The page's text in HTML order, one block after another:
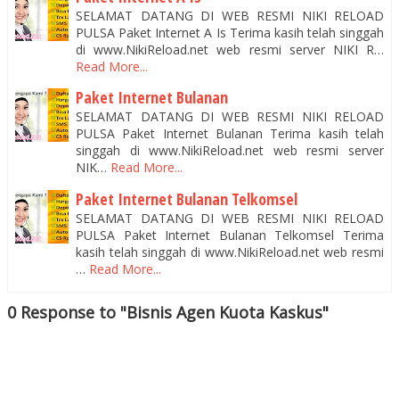
SELAMAT DATANG DI WEB RESMI NIKI RELOAD
PULSA Paket Internet A Is Terima kasih telah singgah
di www.NikiReload.net web resmi server NIKI R…
Read More...
Paket Internet Bulanan
SELAMAT DATANG DI WEB RESMI NIKI RELOAD
PULSA Paket Internet Bulanan Terima kasih telah
singgah di www.NikiReload.net web resmi server
NIK… Read More...
Paket Internet Bulanan Telkomsel
SELAMAT DATANG DI WEB RESMI NIKI RELOAD
PULSA Paket Internet Bulanan Telkomsel Terima
kasih telah singgah di www.NikiReload.net web resmi
… Read More...
0 Response to "Bisnis Agen Kuota Kaskus"